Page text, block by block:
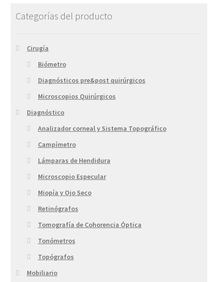
Categorías del producto
Cirugía
Biómetro
Diagnósticos pre&post quirúrgicos
Microscopios Quirúrgicos
Diagnóstico
Analizador corneal y Sistema Topográfico
Campímetro
Lámparas de Hendidura
Microscopio Especular
Miopía y Ojo Seco
Retinógrafos
Tomografía de Cohorencia Óptica
Tonómetros
Topógrafos
Mobiliario